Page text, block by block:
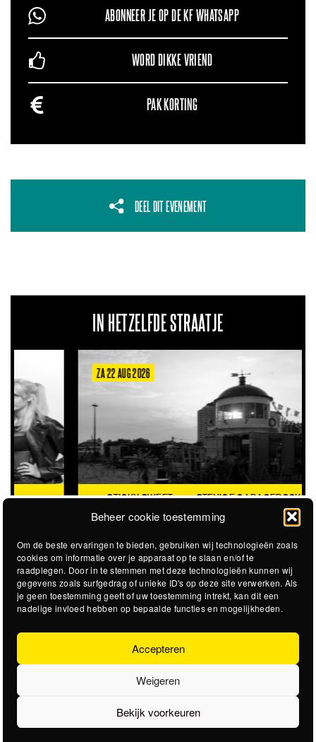
Beheer cookie toestemming
Om de beste ervaringen te bieden, gebruiken wij technologieën zoals
cookies om informatie over je apparaat op te slaan en/of te
raadplegen. Door in te stemmen met deze technologieën kunnen wij
gegevens zoals surfgedrag of unieke ID's op deze site verwerken. Als
je geen toestemming geeft of uw toestemming intrekt, kan dit een
nadelige invloed hebben op bepaalde functies en mogelijkheden.
Accepteren
Weigeren
Bekijk voorkeuren
ABONNEER JE OP DE KF WHATSAPP
WORD DIKKE VRIEND
PAK KORTING
DEEL DIT EVENEMENT
IN HETZELFDE STRAATJE
STICKY SWEET
@STADSSTRAND
STEVIGE GARAGEROCK OP HET
STADSSTRAND